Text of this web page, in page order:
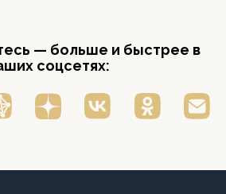
— больше и быстрее в
соцсетях: